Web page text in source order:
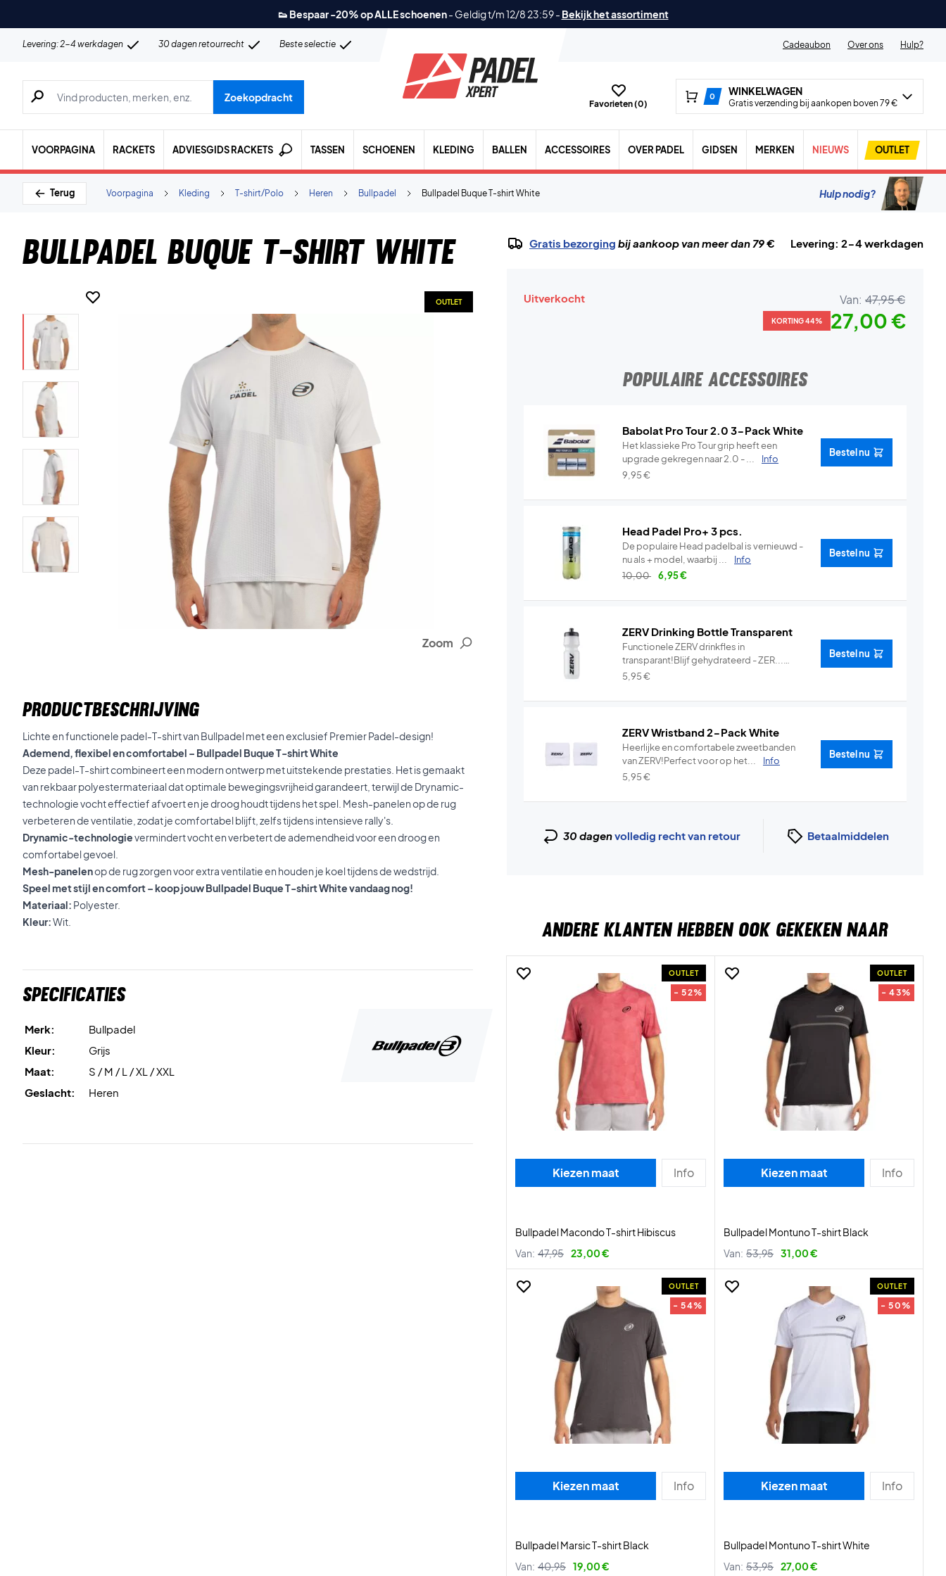
👟 Bespaar -20% op ALLE schoenen- Geldig t/m 12/8 23:59- Bekijk het assortiment
Levering: 2-4 werkdagen 30 dagen retourrecht Beste selectie Cadeaubon Over ons Hulp?
Zoeken naar producten, merken etc.
Zoekopdracht
Favorieten (0)
0 WINKELWAGEN
Gratis verzending bij aankopen boven 79 €
VOORPAGINA RACKETS ADVIESGIDS RACKETS TASSEN SCHOENEN KLEDING BALLEN ACCESSOIRES OVER PADEL GIDSEN MERKEN NIEUWS OUTLET
Terug Bullpadel Buque T-shirt White
Bullpadel
Heren
T-shirt/Polo
Kleding
Voorpagina Hulp nodig?
Bullpadel Buque T-shirt White
Zoom
OUTLET
PRODUCTBESCHRIJVING
Lichte en functionele padel-T-shirt van Bullpadel met een exclusief Premier Padel-design!
Ademend, flexibel en comfortabel – Bullpadel Buque T-shirt White
Deze padel-T-shirt combineert een modern ontwerp met uitstekende prestaties. Het is gemaakt
van rekbaar polyestermateriaal dat optimale bewegingsvrijheid garandeert, terwijl de Drynamic-
technologie vocht effectief afvoert en je droog houdt tijdens het spel. Mesh-panelen op de rug
verbeteren de ventilatie, zodat je comfortabel blijft, zelfs tijdens intensieve rally's.
Drynamic-technologievermindert vocht en verbetert de ademendheid voor een droog en
comfortabel gevoel.
Mesh-panelenop de rug zorgen voor extra ventilatie en houden je koel tijdens de wedstrijd.
Speel met stijl en comfort – koop jouw Bullpadel Buque T-shirt White vandaag nog!
Materiaal: Polyester.
Kleur:Wit.
Specificaties
Merk:
Bullpadel
Kleur:
Grijs
Maat:
S / M / L / XL / XXL
Geslacht:
Heren
Gratis bezorging bij aankoop van meer dan 79 € Levering: 2-4 werkdagen
Uitverkocht Van: 47,95 €
KORTING 44% 27,00 €
POPULAIRE ACCESSOIRES
Babolat Pro Tour 2.0 3-Pack White
Het klassieke Pro Tour grip heeft een
upgrade gekregen naar 2.0 - ...
Info
9,95€
Bestel nu
Head Padel Pro+ 3 pcs.
De populaire Head padelbal is vernieuwd -
nu als + model, waarbij ...
Info
10,00
6,95€
Bestel nu
ZERV Drinking Bottle Transparent
Functionele ZERV drinkfles in
transparant!Blijf gehydrateerd - ZER...
Info
5,95€
Bestel nu
ZERV Wristband 2-Pack White
Heerlijke en comfortabele zweetbanden
van ZERV!Perfect voor op het...
Info
5,95€
Bestel nu
30 dagenvolledig recht van retour Betaalmiddelen
ANDERE KLANTEN HEBBEN OOK GEKEKEN NAAR
OUTLET
- 52%
Kiezen maat Info
Bullpadel Macondo T-shirt Hibiscus
Van: 47,95 23,00 €
OUTLET
- 43%
Kiezen maat Info
Bullpadel Montuno T-shirt Black
Van: 53,95 31,00 €
OUTLET
- 54%
Kiezen maat Info
Bullpadel Marsic T-shirt Black
Van: 40,95 19,00 €
OUTLET
- 50%
Kiezen maat Info
Bullpadel Montuno T-shirt White
Van: 53,95 27,00 €